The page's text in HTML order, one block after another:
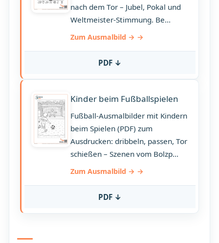
nach dem Tor – Jubel, Pokal und
Weltmeister-Stimmung. Be…
Zum Ausmalbild →
PDF ↓
Kinder beim Fußballspielen
Fußball-Ausmalbilder mit Kindern
beim Spielen (PDF) zum
Ausdrucken: dribbeln, passen, Tor
schießen – Szenen vom Bolzp…
Zum Ausmalbild →
PDF ↓